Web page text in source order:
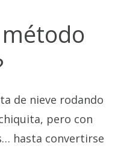
de nieve rodando
pero con
hasta convertirse